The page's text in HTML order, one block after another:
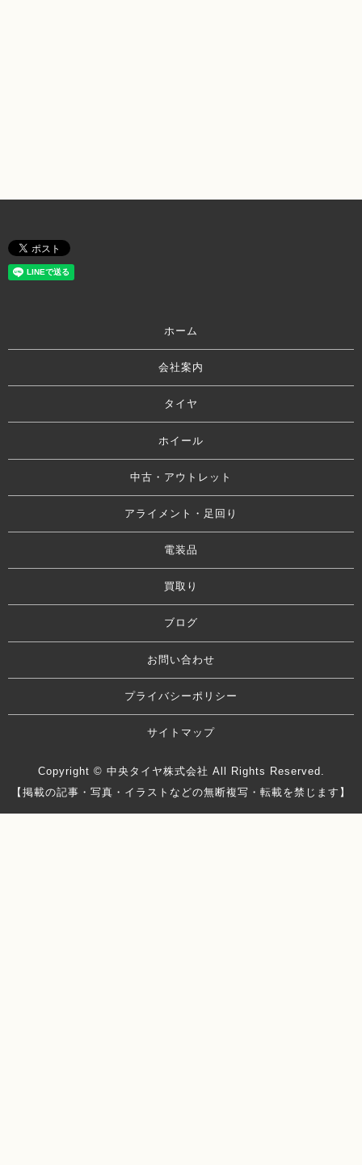
ホーム
会社案内
タイヤ
ホイール
中古・アウトレット
アライメント・足回り
電装品
買取り
ブログ
お問い合わせ
プライバシーポリシー
サイトマップ
Copyright © 中央タイヤ株式会社 All Rights Reserved.
【掲載の記事・写真・イラストなどの無断複写・転載を禁じます】